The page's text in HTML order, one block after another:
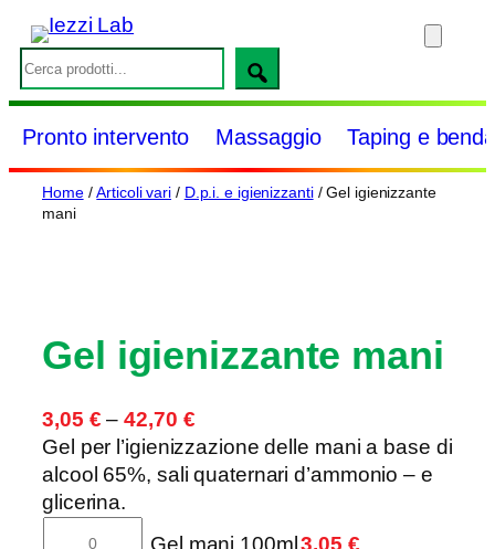
Vai
al
contenuto
S
e
r
c
Pronto intervento Massaggio Taping e
Home/Articoli vari / D.p.i. e igienizzanti/ Gel igienizzante
mani
Gel igienizzante mani
3,05 € – 42,70 €F
a
s
Gel per l’igienizzazione delle mani a base di
alcool 65%, sali quaternari d’ammonio – e
glicerina.
Gel mani 100ml3,05 €